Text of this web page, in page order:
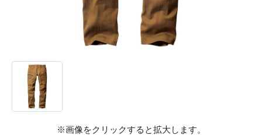
※画像をクリックすると拡大します。